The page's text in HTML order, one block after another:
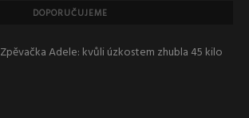
DOPORUČUJEME
Zpěvačka Adele: kvůli úzkostem zhubla 45 kilo